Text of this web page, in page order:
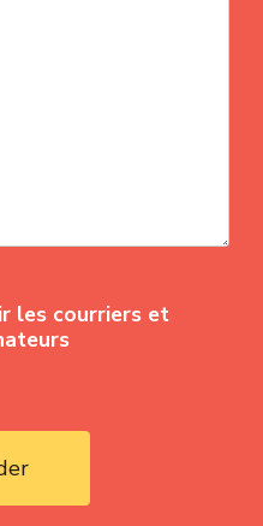
les courriers et